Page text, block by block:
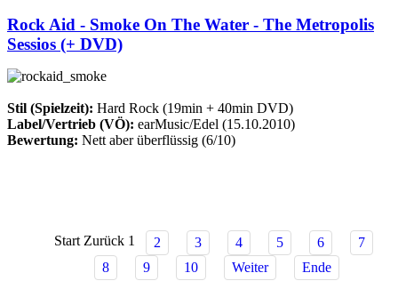
Rock Aid - Smoke On The Water - The Metropolis
Sessios (+ DVD)
Stil (Spielzeit): Hard Rock (19min + 40min DVD)
Label/Vertrieb (VÖ): earMusic/Edel (15.10.2010)
Bewertung: Nett aber überflüssig (6/10)
Start Zurück 1 2 3 4 5 6
7
8
9 10 Weiter Ende